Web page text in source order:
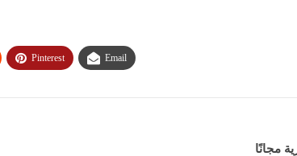
Pinterest Email